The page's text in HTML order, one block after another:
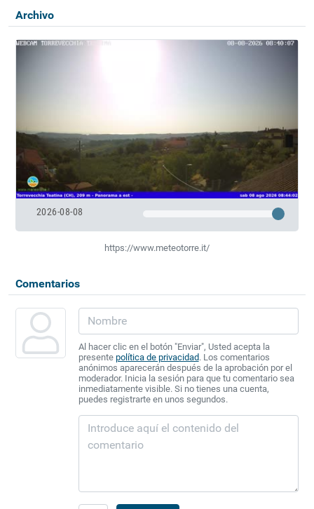
Archivo
2026-08-08
https://www.meteotorre.it/
Comentarios
Al hacer clic en el botón "Enviar", Usted acepta la
presente política de privacidad. Los comentarios
anónimos aparecerán después de la aprobación por el
moderador. Inicia la sesión para que tu comentario sea
inmediatamente visible. Si no tienes una cuenta,
puedes registrarte en unos segundos.